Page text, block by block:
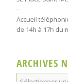
-
Accueil
de 14h à 17h du
ARCHIVES
Archives